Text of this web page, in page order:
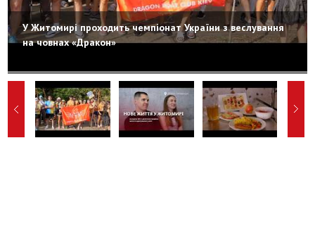
У Житомирі проходить чемпіонат України з веслування
на човнах «Дракон»